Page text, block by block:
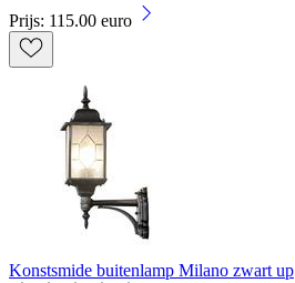
Prijs: 115.00 euro
Konstsmide buitenlamp Milano zwart up